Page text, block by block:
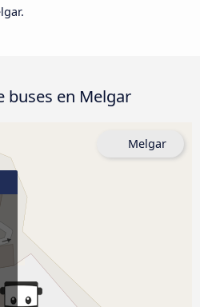
buses en Melgar
Melgar